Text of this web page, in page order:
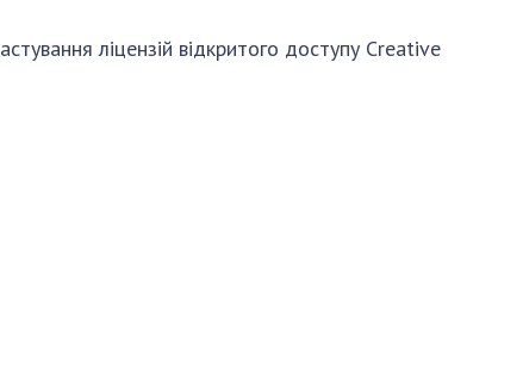
ліцензій відкритого доступу Creative